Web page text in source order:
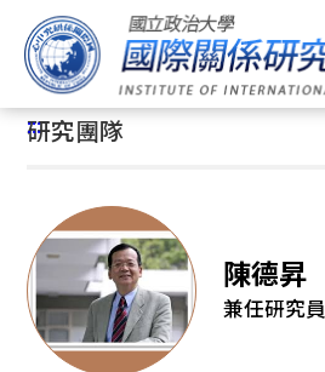
到
主
要
內
首頁/ 關於我們/研究團隊
:::
:::
研究團隊
陳德昇
兼任研究員